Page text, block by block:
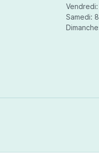
Samedi: